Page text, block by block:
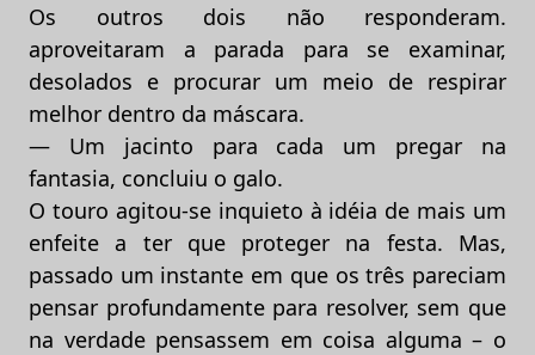
Os outros dois não responderam.
aproveitaram a parada para se examinar,
desolados e procurar um meio de respirar
melhor dentro da máscara.
— Um jacinto para cada um pregar na
fantasia, concluiu o galo.
O touro agitou-se inquieto à idéia de mais um
enfeite a ter que proteger na festa. Mas,
passado um instante em que os três pareciam
pensar profundamente para resolver, sem que
na verdade pensassem em coisa alguma – o